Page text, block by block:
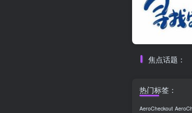
焦点话题：
热门标签：
AeroCheckout